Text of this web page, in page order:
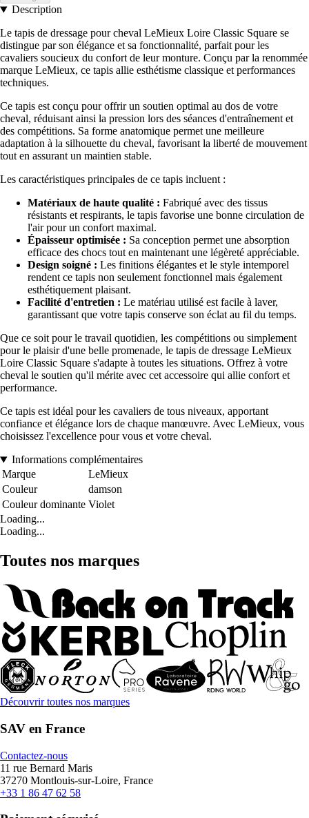
Description
Le tapis de dressage pour cheval LeMieux Loire Classic Square se
distingue par son élégance et sa fonctionnalité, parfait pour les
cavaliers soucieux du confort de leur monture. Conçu par la renommée
marque LeMieux, ce tapis allie esthétisme classique et performances
techniques.
Ce tapis est conçu pour offrir un soutien optimal au dos de votre
cheval, réduisant ainsi la pression lors des séances d'entraînement et
des compétitions. Sa forme anatomique permet une meilleure
adaptation à la silhouette du cheval, favorisant la liberté de mouvement
tout en assurant un maintien stable.
Les caractéristiques principales de ce tapis incluent :
Matériaux de haute qualité : Fabriqué avec des tissus
résistants et respirants, le tapis favorise une bonne circulation de
l'air pour un confort maximal.
Épaisseur optimisée : Sa conception permet une absorption
efficace des chocs tout en maintenant une légèreté appréciable.
Design soigné : Les finitions élégantes et le style intemporel
rendent ce tapis non seulement fonctionnel mais également
esthétiquement plaisant.
Facilité d'entretien : Le matériau utilisé est facile à laver,
garantissant que votre tapis conserve son éclat au fil du temps.
Que ce soit pour le travail quotidien, les compétitions ou simplement
pour le plaisir d'une belle promenade, le tapis de dressage LeMieux
Loire Classic Square s'adapte à toutes les situations. Offrez à votre
cheval le soutien qu'il mérite avec cet accessoire qui allie confort et
performance.
Ce tapis est idéal pour les cavaliers de tous niveaux, apportant
confiance et élégance lors de chaque manœuvre. Avec LeMieux, vous
choisissez l'excellence pour vous et votre cheval.
Informations complémentaires
Marque
LeMieux
Couleur
damson
Couleur dominante Violet
Loading...
Loading...
Toutes nos marques
Découvrir toutes nos marques
SAV en France
Contactez-nous
11 rue Bernard Maris
37270 Montlouis-sur-Loire, France
+33 1 86 47 62 58